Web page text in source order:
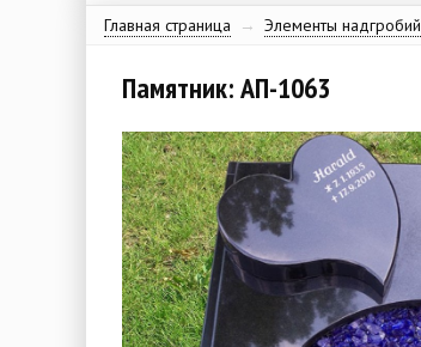
Главная страница → Элементы надгробий
Памятник: АП-1063